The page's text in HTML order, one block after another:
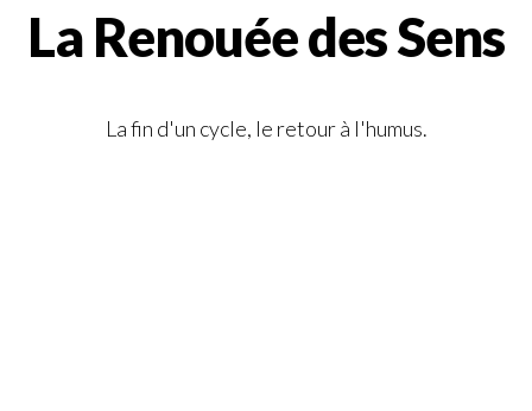
La Renouée des Sens
La fin d'un cycle, le retour à l'humus.